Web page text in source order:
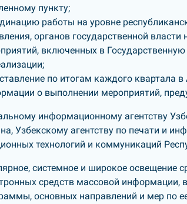
пункту;
работы на уровне
органов государственной
включенных в
по итогам каждого квартала
о выполнении мероприятий,
информационному агентству
Узбекскому агентству по печати и
технологий и коммуникаций
системное и широкое освещение
средств массовой информации,
основных направлений и мер по